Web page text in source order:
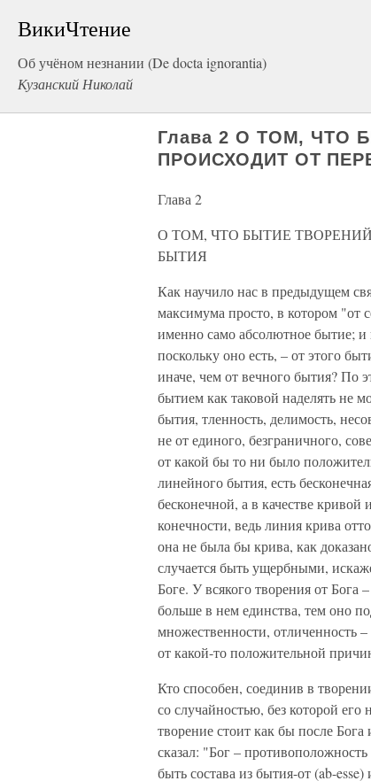
ВикиЧтение
Об учёном незнании (De docta ignorantia)
Кузанский Николай
Глава 2 О ТОМ, ЧТО
ПРОИСХОДИТ ОТ
Глава 2
О ТОМ, ЧТО БЫТИЕ
БЫТИЯ
Как научило нас в предыдущем
максимума просто, в котором "от
именно само абсолютное бытие; и
поскольку оно есть, – от этого
иначе, чем от вечного бытия? По
бытием как таковой наделять не
бытия, тленность, делимость,
не от единого, безграничного,
от какой бы то ни было
линейного бытия, есть
бесконечной, а в качестве кривой
конечности, ведь линия крива
она не была бы крива, как
случается быть ущербными,
Боге. У всякого творения от Бога
больше в нем единства, тем оно
множественности, отличенность
от какой-то положительной
Кто способен, соединив в
со случайностью, без которой
творение стоит как бы после
сказал: "Бог –
быть состава из бытия-от (ab-